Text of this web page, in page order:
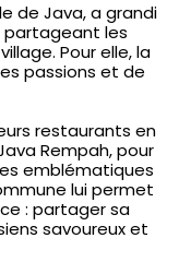
de Java, a grandi
partageant les
Pour elle, la
passions et de
restaurants en
Rempah, pour
emblématiques
lui permet
: partager sa
savoureux et